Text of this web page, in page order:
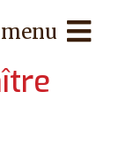
menu